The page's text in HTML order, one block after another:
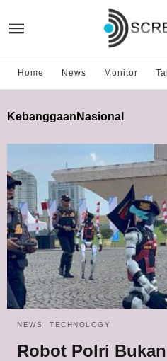
Home News Monitor
KebanggaanNasional
NEWS TECHNOLOGY
Robot Polri